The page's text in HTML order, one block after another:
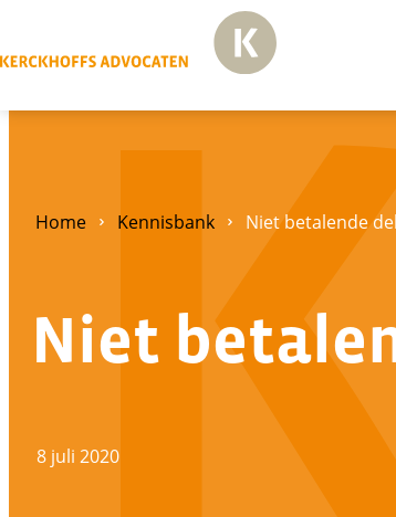
Home Kennisbank Niet betalende
Niet
8 juli 2020